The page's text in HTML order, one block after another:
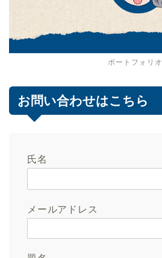
ポートフォリオ
お問い合わせはこちら
氏名
メールアドレス